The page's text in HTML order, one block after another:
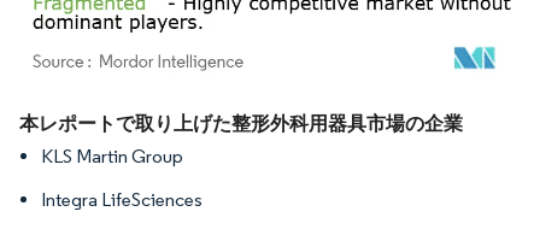
画像 © Mordor Intelligence。再利用にはCC BY 4.0の表示が必要です。
本レポートで取り上げた整形外科用器具市場の企業
KLS Martin Group
Integra LifeSciences